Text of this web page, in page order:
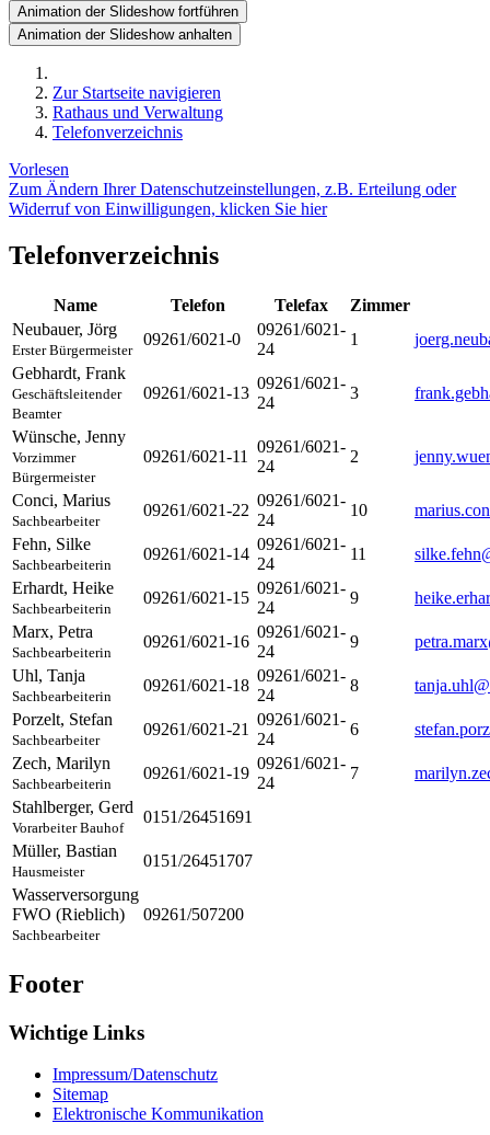
Animation der Slideshow fortführen
Animation der Slideshow anhalten
Zur Startseite navigieren
Rathaus und Verwaltung
Telefonverzeichnis
Vorlesen
Zum Ändern Ihrer Datenschutzeinstellungen, z.B. Erteilung oder
Widerruf von Einwilligungen, klicken Sie hier
Telefonverzeichnis
Name Telefon Telefax
Zimmer
Neubauer, Jörg
Erster Bürgermeister
09261/6021-0
09261/6021-
24
1
Gebhardt, Frank
Geschäftsleitender
Beamter
09261/6021-13
09261/6021-
24
3
Wünsche, Jenny
Vorzimmer
Bürgermeister
09261/6021-11
09261/6021-
24
2
Conci, Marius
Sachbearbeiter
09261/6021-22
09261/6021-
24
10
Fehn, Silke
Sachbearbeiterin
09261/6021-14
09261/6021-
24
11
Erhardt, Heike
Sachbearbeiterin
09261/6021-15
09261/6021-
24
9
Marx, Petra
Sachbearbeiterin
09261/6021-16
09261/6021-
24
9
Uhl, Tanja
Sachbearbeiterin
09261/6021-18
09261/6021-
24
8
Porzelt, Stefan
Sachbearbeiter
09261/6021-21
09261/6021-
24
6
Zech, Marilyn
Sachbearbeiterin
09261/6021-19
09261/6021-
24
7
Stahlberger, Gerd
Vorarbeiter Bauhof
0151/26451691
Müller, Bastian
Hausmeister
0151/26451707
Wasserversorgung
FWO (Rieblich)
Sachbearbeiter
09261/507200
Footer
Wichtige Links
Impressum/Datenschutz
Sitemap
Elektronische Kommunikation